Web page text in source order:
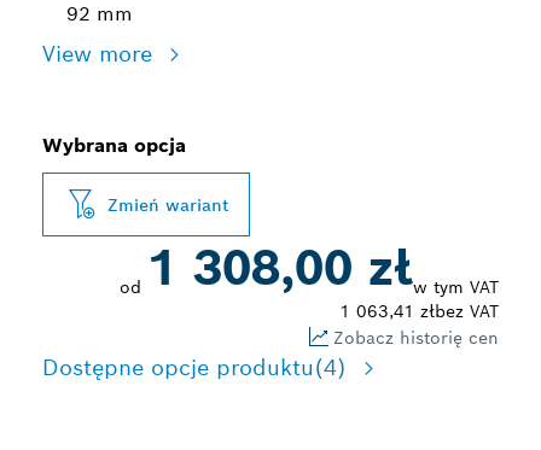
92 mm
View more
Wybrana opcja
Zmień wariant
od 1 308,00 złw tym VAT
1 063,41 złbez VAT
Zobacz historię cen
Dostępne opcje produktu(4)